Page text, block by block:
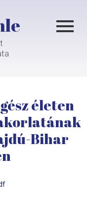
életen
Bihar